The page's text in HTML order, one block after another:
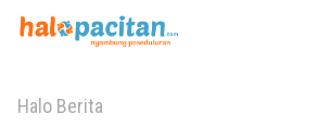
Home
Halo Berita